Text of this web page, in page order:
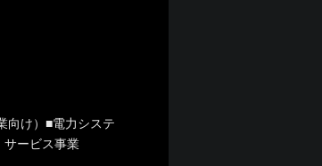
向け）■電力システ
サービス事業